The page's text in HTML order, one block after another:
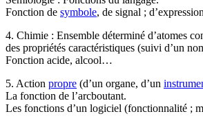
Fonction de symbole, de signal ;
4. Chimie : Ensemble déterminé d’atomes
des propriétés caractéristiques (suivi d’un
Fonction acide, alcool…
5. Action propre (d’un organe, d’un
La fonction de l’arcboutant.
Les fonctions d’un logiciel (fonctionnalité ;